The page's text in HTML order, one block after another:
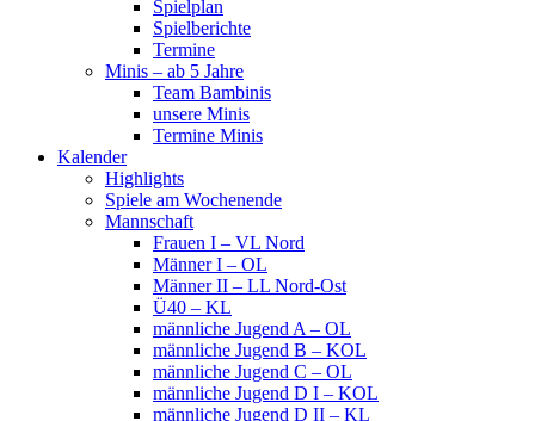
Spielplan
Spielberichte
Termine
Minis – ab 5 Jahre
Team Bambinis
unsere Minis
Termine Minis
Kalender
Highlights
Spiele am Wochenende
Mannschaft
Frauen I – VL Nord
Männer I – OL
Männer II – LL Nord-Ost
Ü40 – KL
männliche Jugend A – OL
männliche Jugend B – KOL
männliche Jugend C – OL
männliche Jugend D I – KOL
männliche Jugend D II – KL